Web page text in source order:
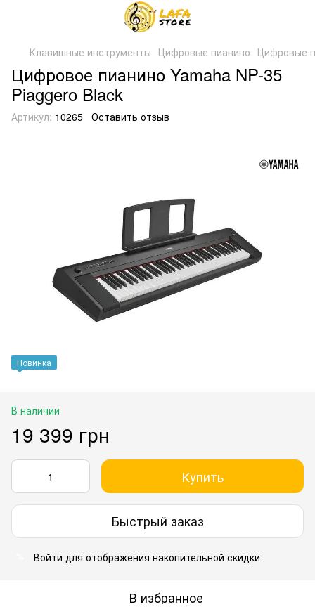
Клавишные инструменты Цифровые пианино Цифровые
Цифровое пианино Yamaha NP-35
Piaggero Black
Артикул: 10265 Оставить отзыв
Новинка
В наличии
19 399 грн
Купить
Быстрый заказ
Войти для отображения накопительной скидки
В избранное